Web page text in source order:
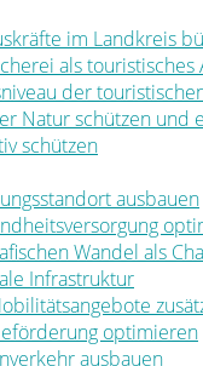
im Landkreis
als
der
Natur schützen und
schützen
ausbauen
Wandel als
Infrastruktur
optimieren
ausbauen